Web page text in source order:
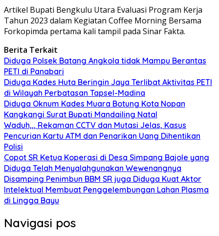
Artikel Bupati Bengkulu Utara Evaluasi Program Kerja
Tahun 2023 dalam Kegiatan Coffee Morning Bersama
Forkopimda pertama kali tampil pada Sinar Fakta.
Berita Terkait
Diduga Polsek Batang Angkola tidak Mampu Berantas
PETI di Panabari
Diduga Kades Huta Beringin Jaya Terlibat Aktivitas PETI
di Wilayah Perbatasan Tapsel-Madina
Diduga Oknum Kades Muara Botung Kota Nopan
Kangkangi Surat Bupati Mandailing Natal
Waduh,,, Rekaman CCTV dan Mutasi Jelas, Kasus
Pencurian Kartu ATM dan Penarikan Uang Dihentikan
Polisi
Copot SR Ketua Koperasi di Desa Simpang Bajole yang
Diduga Telah Menyalahgunakan Wewenangnya
Disamping Penimbun BBM SR juga Diduga Kuat Aktor
Intelektual Membuat Penggelembungan Lahan Plasma
di Lingga Bayu
Navigasi pos